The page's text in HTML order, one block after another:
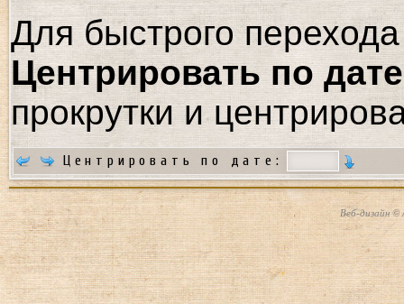
Для быстрого
Центрировать по дате
прокрутки и
Центрировать по дате:
Веб-дизайн ©